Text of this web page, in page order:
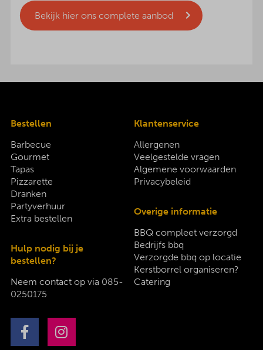
Bekijk hier ons complete aanbod
Bestellen
Barbecue
Gourmet
Tapas
Pizzarette
Dranken
Partyverhuur
Extra bestellen
Hulp nodig bij je
bestellen?
Neem contact op via 085-
0250175
Klantenservice
Allergenen
Veelgestelde vragen
Algemene voorwaarden
Privacybeleid
Overige informatie
BBQ compleet verzorgd
Bedrijfs bbq
Verzorgde bbq op locatie
Kerstborrel organiseren?
Catering